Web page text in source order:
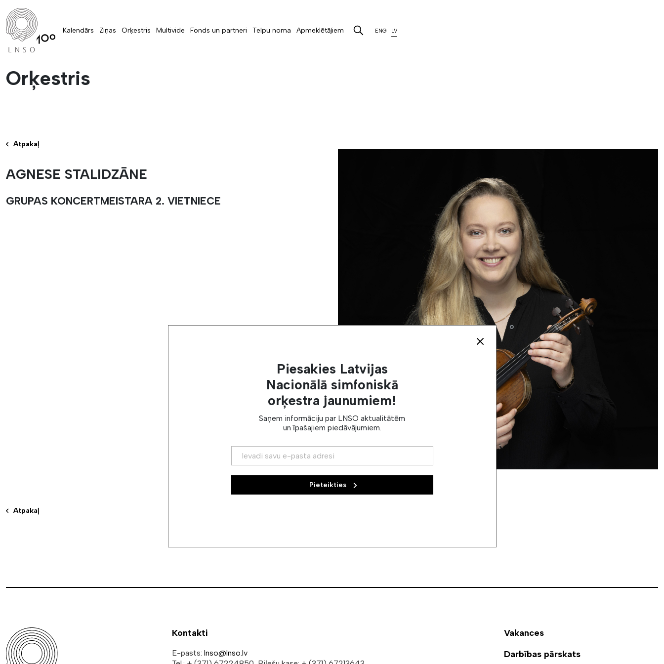
Kalendārs Ziņas Orķestris Multivide Fonds un partneri Telpu noma Apmeklētājiem ENG LV
Orķestris
Atpakaļ
AGNESE STALIDZĀNE
GRUPAS KONCERTMEISTARA 2. VIETNIECE
Atpakaļ
Kontakti
E-pasts: lnso@lnso.lv
Vakances
Darbības pārskats
Piesakies Latvijas
Nacionālā simfoniskā
orķestra jaunumiem!
Saņem informāciju par LNSO aktualitātēm
un īpašajiem piedāvājumiem.
Pieteikties